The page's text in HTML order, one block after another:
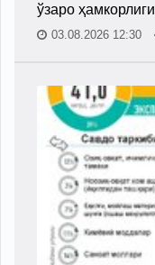
ўзаро ҳамкорлиги
03.08.2026 12:30